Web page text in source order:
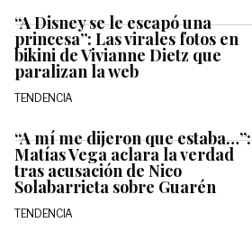
“A Disney se le escapó una
princesa”: Las virales fotos en
bikini de Vivianne Dietz que
paralizan la web
TENDENCIA
“A mí me dijeron que estaba…”:
Matías Vega aclara la verdad
tras acusación de Nico
Solabarrieta sobre Guarén
TENDENCIA